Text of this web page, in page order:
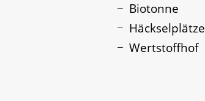
Biotonne
Häckselplätze
Wertstoffhof